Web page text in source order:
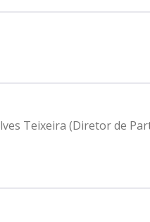
Teixeira (Diretor de